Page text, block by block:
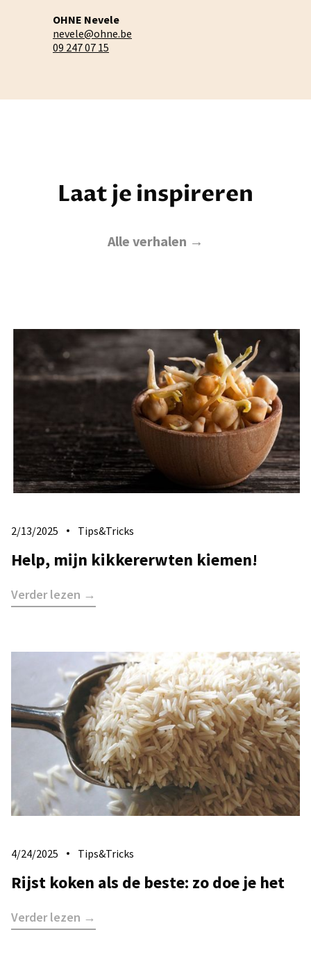
OHNE Nevele
nevele@ohne.be
09 247 07 15
Laat je inspireren
Alle verhalen →
2/13/2025 Tips&Tricks
Help, mijn kikkererwten kiemen!
Verder lezen →
4/24/2025 Tips&Tricks
Rijst koken als de beste: zo doe je het
Verder lezen →